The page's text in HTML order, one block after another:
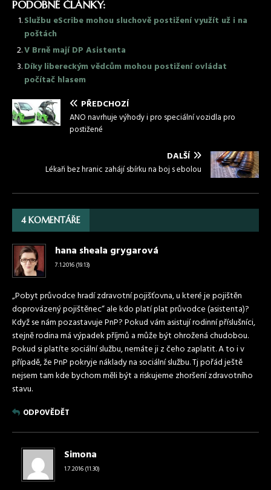
PODOBNÉ ČLÁNKY:
Službu eScribe mohou sluchově postižení využít už i na
poštách
V Brně mají DP Asistenta
Díky libereckým vědcům mohou postižení ovládat
počítač hlasem
PŘEDCHOZÍ
ANO navrhuje výhody i pro speciální vozidla pro
postižené
DALŠÍ
Lékaři bez hranic zahájí sbírku na boj s ebolou
4 KOMENTÁŘE
hana sheala grygarová
7.1.2016 (19.13)
„Pobyt průvodce hradí zdravotní pojišťovna, u které je pojištěn
doprovázený pojištěnec“ ale kdo platí plat průvodce (asistenta)?
Když se nám pozastavuje PnP? Pokud vám asistují rodinní příslušníci,
stejně rodina má výpadek příjmů a může být ohrožená chudobou.
Pokud si platíte sociální službu, nemáte ji z čeho zaplatit. A to i v
případě, že PnP pokryje náklady na sociální službu. Tj pořád ještě
nejsem tam kde bychom měli být a riskujeme zhoršení zdravotního
stavu.
ODPOVĚDĚT
Simona
1.7.2016 (11.30)